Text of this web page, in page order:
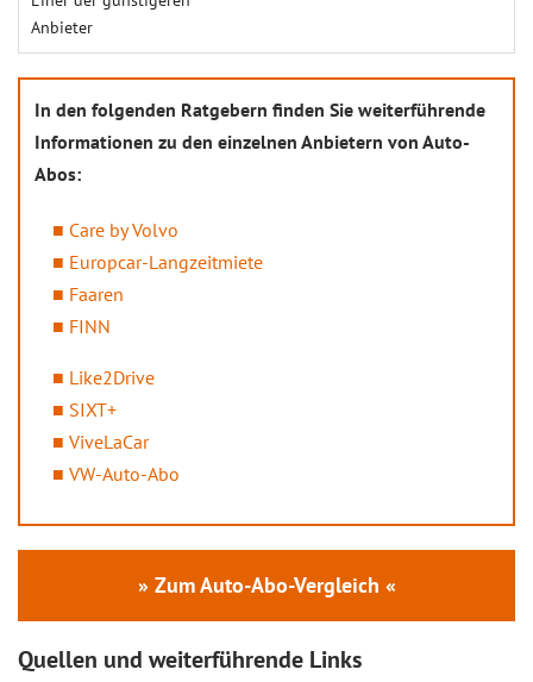
Anbieter
In den folgenden Ratgebern finden Sie weiterführende
Informationen zu den einzelnen Anbietern von Auto-
Abos:
Care by Volvo
Europcar-Langzeitmiete
Faaren
FINN
Like2Drive
SIXT+
ViveLaCar
VW-Auto-Abo
» Zum Auto-Abo-Vergleich «
Quellen und weiterführende Links